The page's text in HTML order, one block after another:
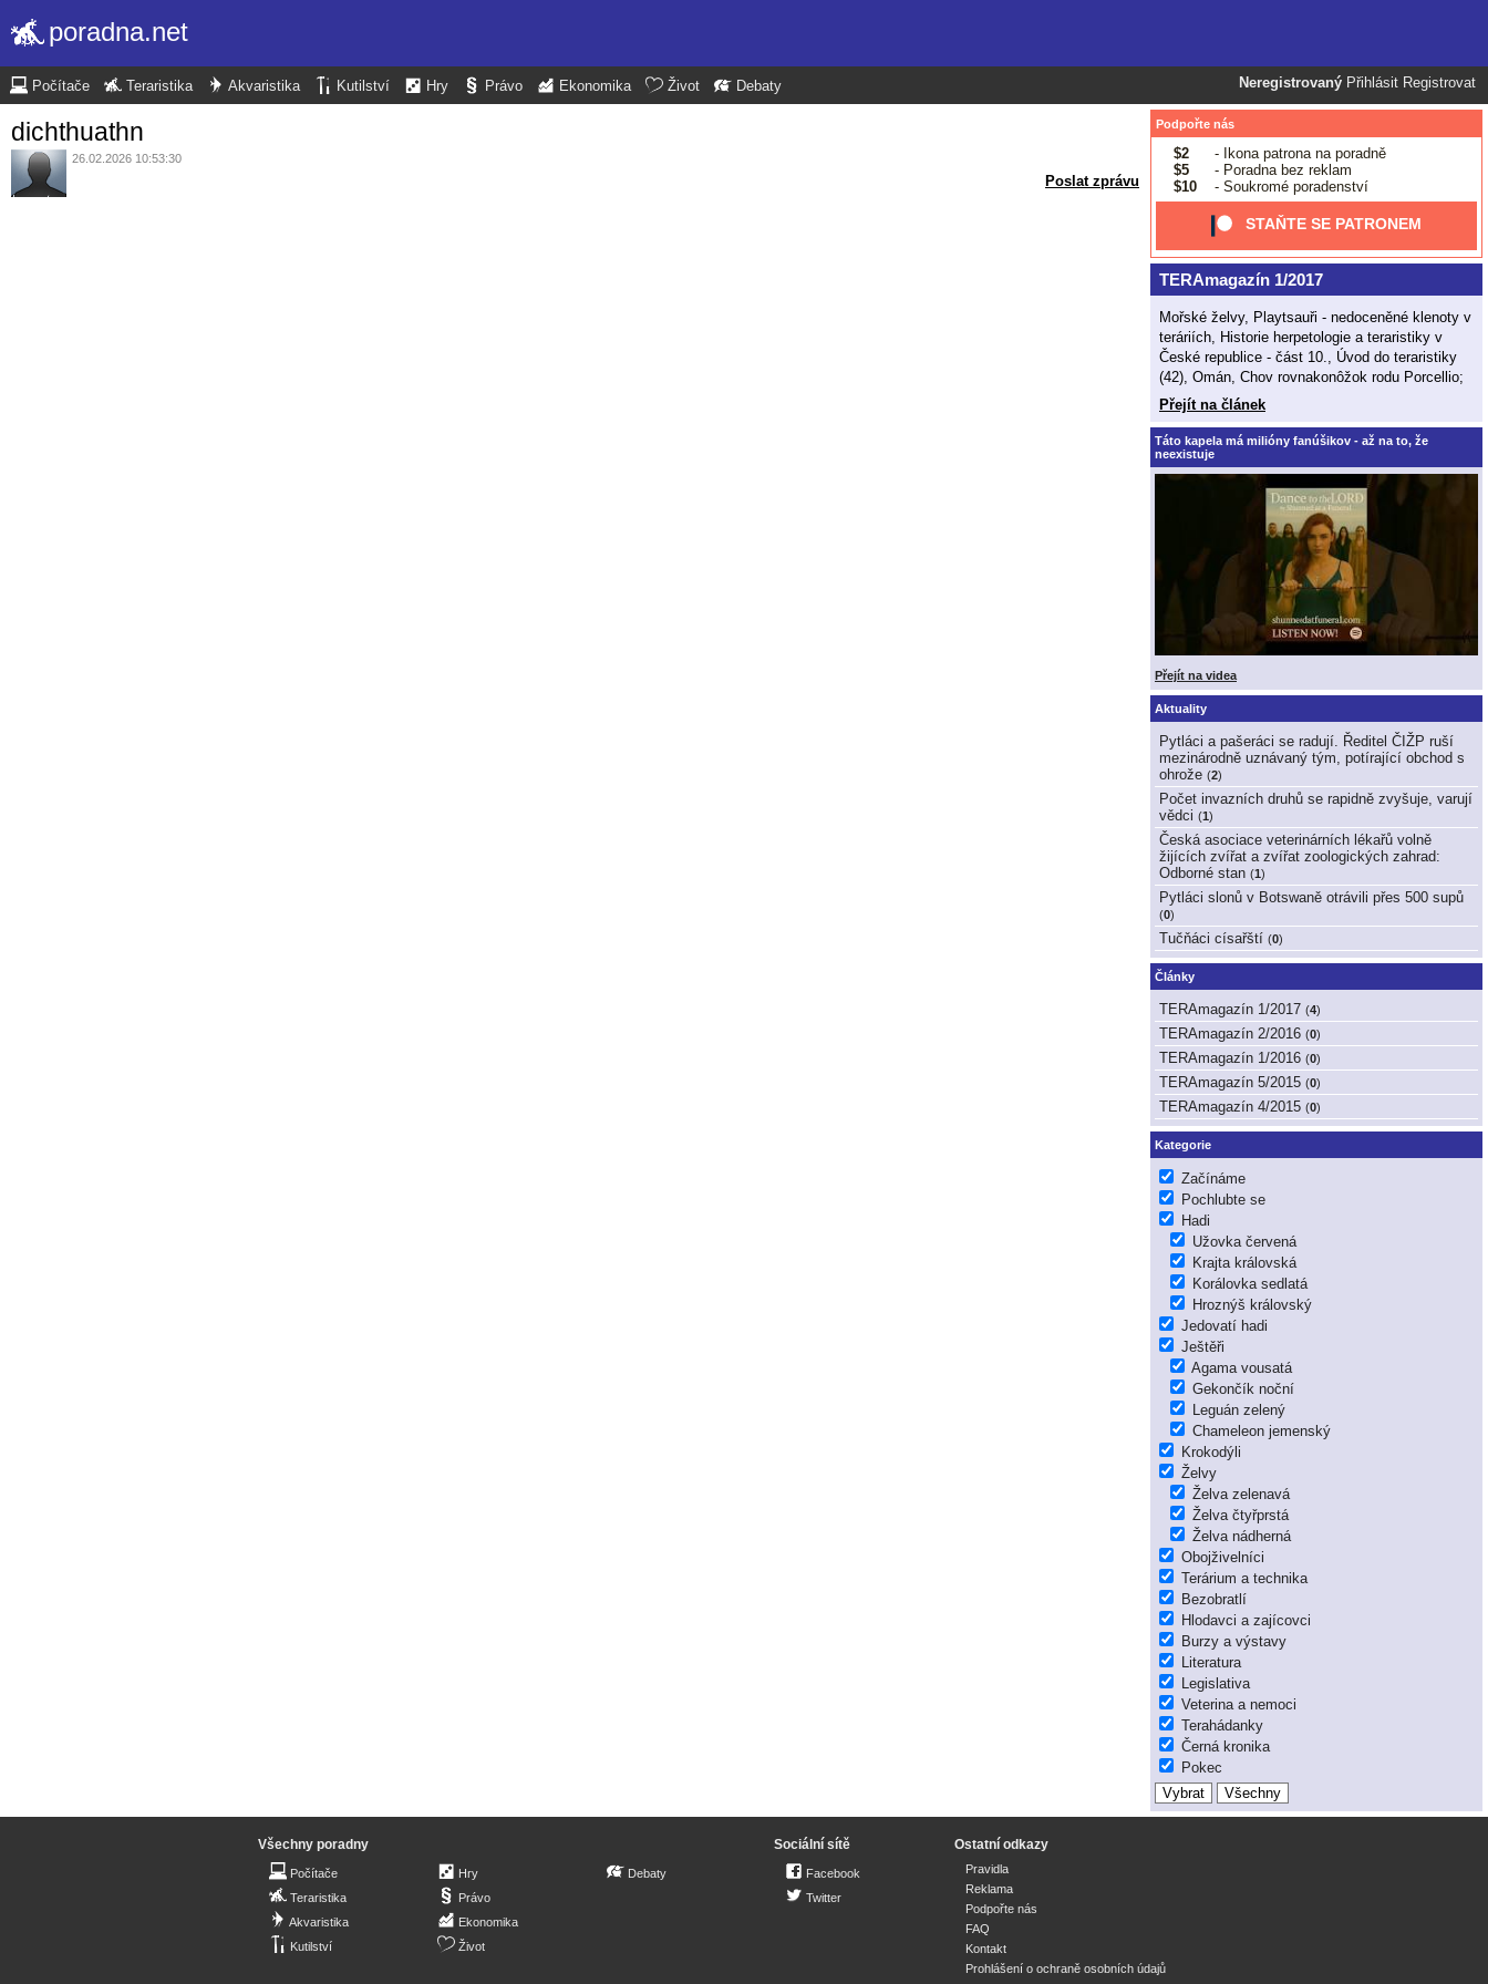
poradna.net
Neregistrovaný Přihlásit Registrovat
Počítače Teraristika Akvaristika Kutilství Hry Právo Ekonomika Život Debaty
dichthuathn
26.02.2026 10:53:30
Poslat zprávu
Podpořte nás
$2
- Ikona patrona na poradně
$5
- Poradna bez reklam
$10
- Soukromé poradenství
STAŇTE SE PATRONEM
TERAmagazín 1/2017
Mořské želvy, Playtsauři - nedoceněné klenoty v
teráriích, Historie herpetologie a teraristiky v
České republice - část 10., Úvod do teraristiky
(42), Omán, Chov rovnakonôžok rodu Porcellio;
Přejít na článek
Táto kapela má milióny fanúšikov - až na to, že
neexistuje
Přejít na videa
Aktuality
Pytláci a pašeráci se radují. Ředitel ČIŽP ruší
mezinárodně uznávaný tým, potírající obchod s
ohrože (2)
Počet invazních druhů se rapidně zvyšuje, varují
vědci (1)
Česká asociace veterinárních lékařů volně
žijících zvířat a zvířat zoologických zahrad:
Odborné stan (1)
Pytláci slonů v Botswaně otrávili přes 500 supů
(0)
Tučňáci císařští (0)
Články
TERAmagazín 1/2017 (4)
TERAmagazín 2/2016 (0)
TERAmagazín 1/2016 (0)
TERAmagazín 5/2015 (0)
TERAmagazín 4/2015 (0)
Kategorie
Začínáme
Pochlubte se
Hadi
Užovka červená
Krajta královská
Korálovka sedlatá
Hroznýš královský
Jedovatí hadi
Ještěři
Agama vousatá
Gekončík noční
Leguán zelený
Chameleon jemenský
Krokodýli
Želvy
Želva zelenavá
Želva čtyřprstá
Želva nádherná
Obojživelníci
Terárium a technika
Bezobratlí
Hlodavci a zajícovci
Burzy a výstavy
Literatura
Legislativa
Veterina a nemoci
Terahádanky
Černá kronika
Pokec
Všechny poradny
Počítače
Teraristika
Akvaristika
Kutilství
Hry
Právo
Ekonomika
Život
Debaty
Sociální sítě
Facebook
Twitter
Ostatní odkazy
Pravidla
Reklama
Podpořte nás
FAQ
Kontakt
Prohlášení o ochraně osobních údajů